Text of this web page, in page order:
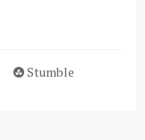
Stumble